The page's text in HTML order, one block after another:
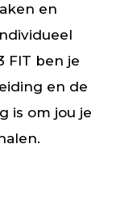
en
FIT ben je
en de
is om jou je